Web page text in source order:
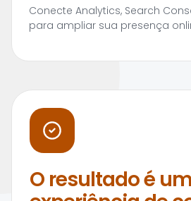
Conecte Analytics, Search
para ampliar sua presença
O resultado é